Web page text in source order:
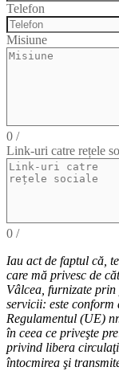
Telefon
Misiune
0 /
Link-uri catre rețele
0 /
Iau act de faptul că,
care mă privesc de
Vâlcea, furnizate prin
servicii: este
Regulamentul (UE)
în ceea ce priveşte
privind libera
întocmirea şi